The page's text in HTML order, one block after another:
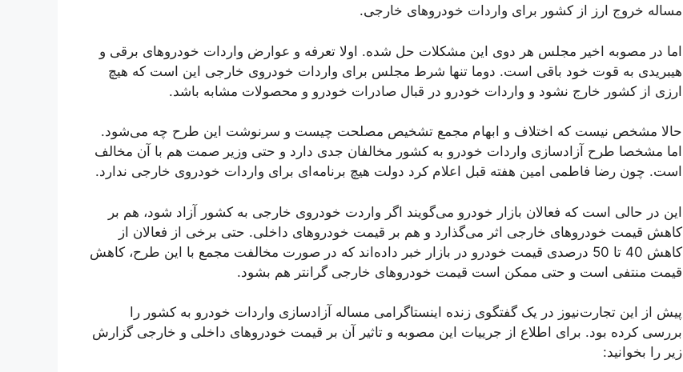
مساله خروج ارز از کشور برای واردات خودروهای خارجی.
اما در مصوبه اخیر مجلس هر دوی این مشکلات حل شده. اولا تعرفه و عوارض واردات خودروهای برقی و
هیبریدی به قوت خود باقی است. دوما تنها شرط مجلس برای واردات خودروی خارجی این است که هیچ
ارزی از کشور خارج نشود و واردات خودرو در قبال صادرات خودرو و محصولات مشابه باشد.
حالا مشخص نیست که اختلاف و ابهام مجمع تشخیص مصلحت چیست و سرنوشت این طرح چه می‌شود.
اما مشخصا طرح آزادسازی واردات خودرو به کشور مخالفان جدی دارد و حتی وزیر صمت هم با آن مخالف
است. چون رضا فاطمی امین هفته قبل اعلام کرد دولت هیچ برنامه‌ای برای واردات خودروی خارجی ندارد.
این در حالی است که فعالان بازار خودرو می‌گویند اگر واردت خودروی خارجی به کشور آزاد شود، هم بر
کاهش قیمت خودروهای خارجی اثر می‌گذارد و هم بر قیمت خودروهای داخلی. حتی برخی از فعالان از
کاهش 40 تا 50 درصدی قیمت خودرو در بازار خبر داده‌اند که در صورت مخالفت مجمع با این طرح، کاهش
قیمت منتفی است و حتی ممکن است قیمت خودروهای خارجی گرانتر هم بشود.
پیش از این تجارت‌نیوز در یک گفتگوی زنده اینستاگرامی مساله آزادسازی واردات خودرو به کشور را
بررسی کرده بود. برای اطلاع از جريیات این مصوبه و تاثیر آن بر قیمت خودروهای داخلی و خارجی گزارش
زیر را بخوانید: